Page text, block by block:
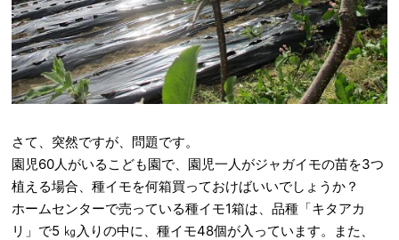
さて、突然ですが、問題です。
園児60人がいるこども園で、園児一人がジャガイモの苗を3つ
植える場合、種イモを何箱買っておけばいいでしょうか？
ホームセンターで売っている種イモ1箱は、品種「キタアカ
リ」で5 ㎏入りの中に、種イモ48個が入っています。また、